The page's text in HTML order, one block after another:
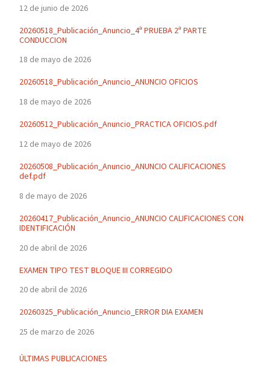
12 de junio de 2026
20260518_Publicación_Anuncio_4ª PRUEBA 2ª PARTE
CONDUCCION
18 de mayo de 2026
20260518_Publicación_Anuncio_ANUNCIO OFICIOS
18 de mayo de 2026
20260512_Publicación_Anuncio_PRACTICA OFICIOS.pdf
12 de mayo de 2026
20260508_Publicación_Anuncio_ANUNCIO CALIFICACIONES
def.pdf
8 de mayo de 2026
20260417_Publicación_Anuncio_ANUNCIO CALIFICACIONES CON
IDENTIFICACIÓN
20 de abril de 2026
EXAMEN TIPO TEST BLOQUE III CORREGIDO
20 de abril de 2026
20260325_Publicación_Anuncio_ERROR DIA EXAMEN
25 de marzo de 2026
ÚLTIMAS PUBLICACIONES